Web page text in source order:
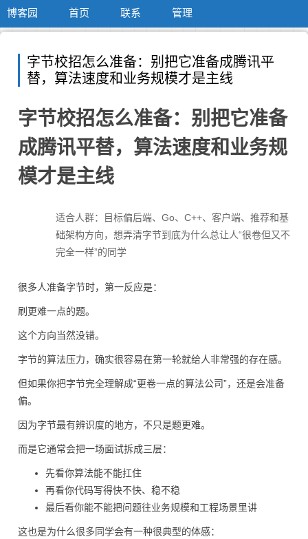
博客园 首页 联系 管理
字节校招怎么准备：别把它准备成腾讯平
替，算法速度和业务规模才是主线
字节校招怎么准备：别把它准备
成腾讯平替，算法速度和业务规
模才是主线
适合人群：目标偏后端、Go、C++、客户端、推荐和基
础架构方向，想弄清字节到底为什么总让人“很卷但又不
完全一样”的同学
很多人准备字节时，第一反应是：
刷更难一点的题。
这个方向当然没错。
字节的算法压力，确实很容易在第一轮就给人非常强的存在感。
但如果你把字节完全理解成“更卷一点的算法公司”，还是会准备
偏。
因为字节最有辨识度的地方，不只是题更难。
而是它通常会把一场面试拆成三层：
先看你算法能不能扛住
再看你代码写得快不快、稳不稳
最后看你能不能把问题往业务规模和工程场景里讲
这也是为什么很多同学会有一种很典型的体感：